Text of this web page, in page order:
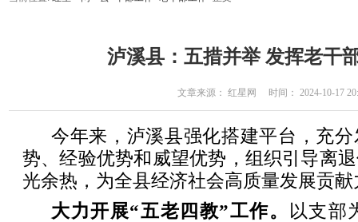
泸溪县：五措并举 发挥老干
文章来源： 红星网 时间： 2024-10-17
今年来，泸溪县强化搭建平台，充
势、经验优势和威望优势，组织引导离
光余热，为全县经济社会高质量发展贡
大力开展“五老四教”工作。
以支部